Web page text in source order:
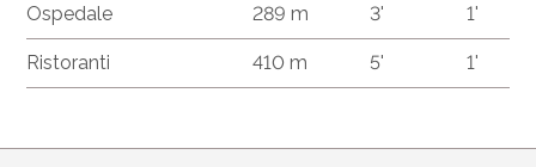
Ospedale 289 m 3' 1'
Ristoranti 410 m 5' 1'